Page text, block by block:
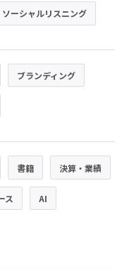
ーシャルリスニング
ブランディング
書籍 決算・業績
ス AI